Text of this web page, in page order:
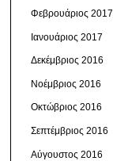
Φεβρουάριος 2017
Ιανουάριος 2017
Δεκέμβριος 2016
Νοέμβριος 2016
Οκτώβριος 2016
Σεπτέμβριος 2016
Αύγουστος 2016